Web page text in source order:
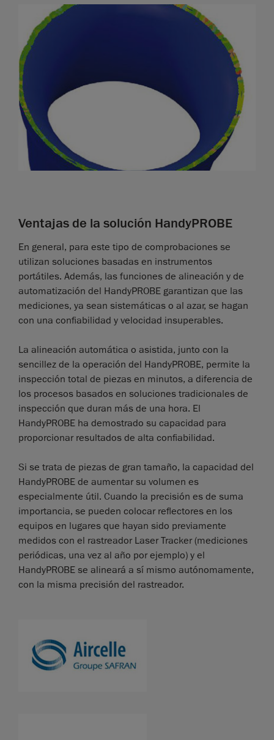
Ventajas de la solución HandyPROBE
En general, para este tipo de comprobaciones se
utilizan soluciones basadas en instrumentos
portátiles. Además, las funciones de alineación y de
automatización del HandyPROBE garantizan que las
mediciones, ya sean sistemáticas o al azar, se hagan
con una confiabilidad y velocidad insuperables.
La alineación automática o asistida, junto con la
sencillez de la operación del HandyPROBE, permite la
inspección total de piezas en minutos, a diferencia de
los procesos basados en soluciones tradicionales de
inspección que duran más de una hora. El
HandyPROBE ha demostrado su capacidad para
proporcionar resultados de alta confiabilidad.
Si se trata de piezas de gran tamaño, la capacidad del
HandyPROBE de aumentar su volumen es
especialmente útil. Cuando la precisión es de suma
importancia, se pueden colocar reflectores en los
equipos en lugares que hayan sido previamente
medidos con el rastreador Laser Tracker (mediciones
periódicas, una vez al año por ejemplo) y el
HandyPROBE se alineará a sí mismo autónomamente,
con la misma precisión del rastreador.